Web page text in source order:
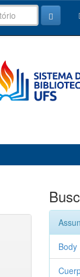
Body